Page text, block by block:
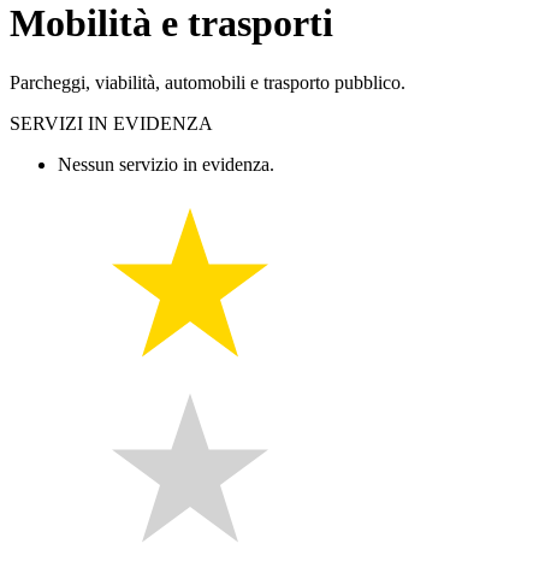
Mobilità e trasporti
Parcheggi, viabilità, automobili e trasporto pubblico.
SERVIZI IN EVIDENZA
Nessun servizio in evidenza.